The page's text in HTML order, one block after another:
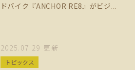
ドバイク『ANCHOR RE8』がビジ...
2025.07.29 更新
トピックス